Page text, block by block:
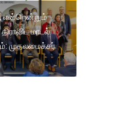
என்றென்றும்
மாடல்
முதலமைச்சர்